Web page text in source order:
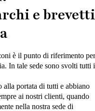
e brevetti
è il punto di riferimento per
In tale sede sono svolti tutti i
alla portata di tutti e abbiano
ai nostri clienti, quando
nella nostra sede di